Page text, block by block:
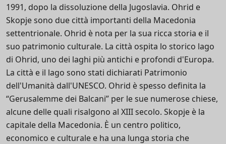
1991, dopo la dissoluzione della Jugoslavia. Ohrid e
Skopje sono due città importanti della Macedonia
settentrionale. Ohrid è nota per la sua ricca storia e il
suo patrimonio culturale. La città ospita lo storico lago
di Ohrid, uno dei laghi più antichi e profondi d'Europa.
La città e il lago sono stati dichiarati Patrimonio
dell'Umanità dall'UNESCO. Ohrid è spesso definita la
“Gerusalemme dei Balcani” per le sue numerose chiese,
alcune delle quali risalgono al XIII secolo. Skopje è la
capitale della Macedonia. È un centro politico,
economico e culturale e ha una lunga storia che